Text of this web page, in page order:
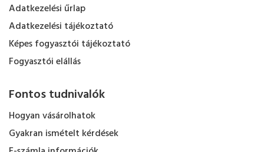
Adatkezelési űrlap
Adatkezelési tájékoztató
Képes fogyasztói tájékoztató
Fogyasztói elállás
Fontos tudnivalók
Hogyan vásárolhatok
Gyakran ismételt kérdések